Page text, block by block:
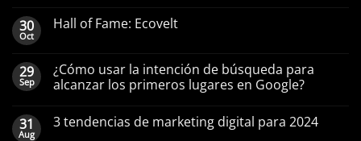
30
Oct
Hall of Fame: Ecovelt
29
Sep
¿Cómo usar la intención de búsqueda para
alcanzar los primeros lugares en Google?
31
Aug
3 tendencias de marketing digital para 2024